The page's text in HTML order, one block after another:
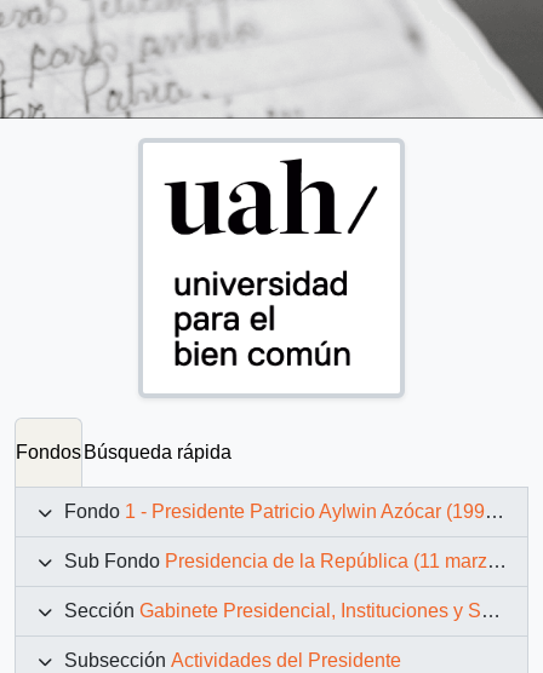
Fondos Búsqueda rápida
Fondo 1 - Presidente Patricio Aylwin Azócar (1990-1994)
Sub Fondo Presidencia de la República (11 marzo 1990 – 11 marzo 1994)
Sección Gabinete Presidencial, Instituciones y Servicios
Subsección Actividades del Presidente